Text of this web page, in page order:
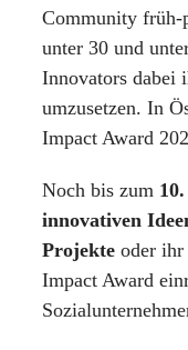
Community früh-
unter 30 und
Innovators dabei
umzusetzen. In
Impact Award
Noch bis zum
innovativen
Projekte oder ihr
Impact Award